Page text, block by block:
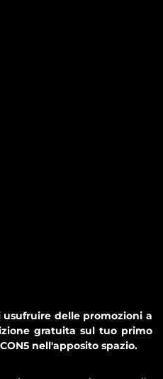
delle promozioni a
gratuita sul tuo primo
nell'apposito spazio.